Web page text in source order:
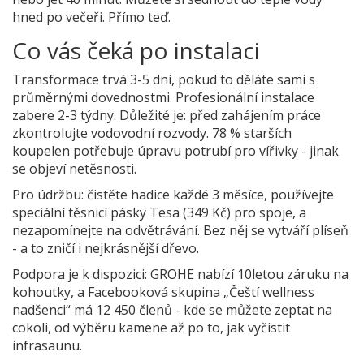
hned po večeři. Přímo teď.
Co vás čeká po instalaci
Transformace trvá 3-5 dní, pokud to děláte sami s
průměrnými dovednostmi. Profesionální instalace
zabere 2-3 týdny. Důležité je: před zahájením práce
zkontrolujte vodovodní rozvody. 78 % starších
koupelen potřebuje úpravu potrubí pro vířivky - jinak
se objeví netěsnosti.
Pro údržbu: čistěte hadice každé 3 měsíce, používejte
speciální těsnicí pásky Tesa (349 Kč) pro spoje, a
nezapomínejte na odvětrávání. Bez něj se vytváří plíseň
- a to zničí i nejkrásnější dřevo.
Podpora je k dispozici: GROHE nabízí 10letou záruku na
kohoutky, a Facebooková skupina „Čeští wellness
nadšenci“ má 12 450 členů - kde se můžete zeptat na
cokoli, od výběru kamene až po to, jak vyčistit
infrasaunu.